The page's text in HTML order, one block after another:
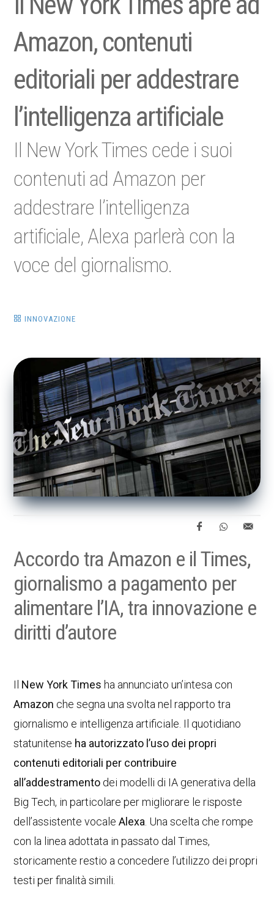
Amazon, contenuti
editoriali per addestrare
l’intelligenza artificiale
Il New York Times cede i suoi
contenuti ad Amazon per
addestrare l’intelligenza
artificiale, Alexa parlerà con la
voce del giornalismo.
INNOVAZIONE
Accordo tra Amazon e il Times,
giornalismo a pagamento per
alimentare l’IA, tra innovazione e
diritti d’autore
Il New York Times ha annunciato un’intesa con
Amazon che segna una svolta nel rapporto tra
giornalismo e intelligenza artificiale. Il quotidiano
statunitense ha autorizzato l’uso dei propri
contenuti editoriali per contribuire
all’addestramento dei modelli di IA generativa della
Big Tech, in particolare per migliorare le risposte
dell’assistente vocaleAlexa . Una scelta che rompe
con la linea adottata in passato dal Times,
storicamente restio a concedere l’utilizzo dei propri
testi per finalità simili.